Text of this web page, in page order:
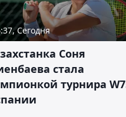
Сегодня
Соня
стала
турнира